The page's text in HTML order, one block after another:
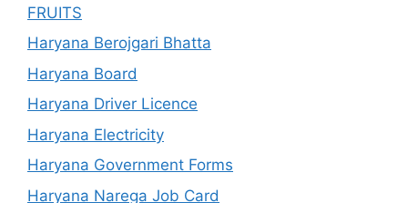
FRUITS
Haryana Berojgari Bhatta
Haryana Board
Haryana Driver Licence
Haryana Electricity
Haryana Government Forms
Haryana Narega Job Card